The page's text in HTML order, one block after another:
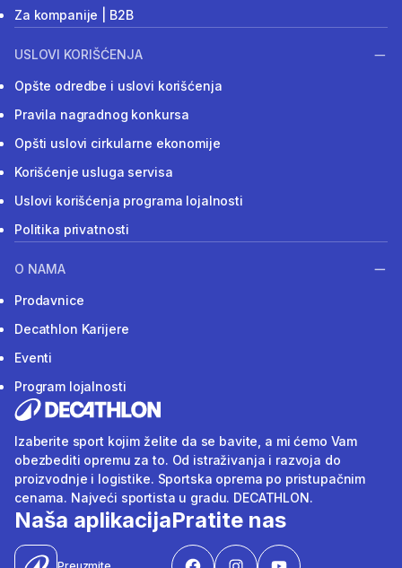
Za kompanije | B2B
USLOVI KORIŠĆENJA
Opšte odredbe i uslovi korišćenja
Pravila nagradnog konkursa
Opšti uslovi cirkularne ekonomije
Korišćenje usluga servisa
Uslovi korišćenja programa lojalnosti
Politika privatnosti
O NAMA
Prodavnice
Decathlon Karijere
Eventi
Program lojalnosti
Izaberite sport kojim želite da se bavite, a mi ćemo Vam
obezbediti opremu za to. Od istraživanja i razvoja do
proizvodnje i logistike. Sportska oprema po pristupačnim
cenama. Najveći sportista u gradu. DECATHLON.
Naša aplikacijaPratite nas